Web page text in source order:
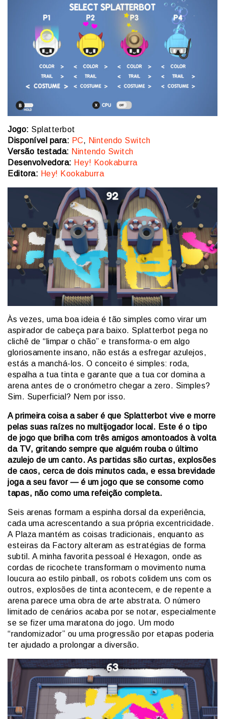
Jogo: Splatterbot
Disponível para: PC, Nintendo Switch
Versão testada: Nintendo Switch
Desenvolvedora: Hey! Kookaburra
Editora: Hey! Kookaburra
Às vezes, uma boa ideia é tão simples como virar um
aspirador de cabeça para baixo. Splatterbot pega no
clichê de “limpar o chão” e transforma-o em algo
gloriosamente insano, não estás a esfregar azulejos,
estás a manchá-los. O conceito é simples: roda,
espalha a tua tinta e garante que a tua cor domina a
arena antes de o cronómetro chegar a zero. Simples?
Sim. Superficial? Nem por isso.
A primeira coisa a saber é que Splatterbot vive e morre
pelas suas raízes no multijogador local. Este é o tipo
de jogo que brilha com três amigos amontoados à volta
da TV, gritando sempre que alguém rouba o último
azulejo de um canto. As partidas são curtas, explosões
de caos, cerca de dois minutos cada, e essa brevidade
joga a seu favor — é um jogo que se consome como
tapas, não como uma refeição completa.
Seis arenas formam a espinha dorsal da experiência,
cada uma acrescentando a sua própria excentricidade.
A Plaza mantém as coisas tradicionais, enquanto as
esteiras da Factory alteram as estratégias de forma
subtil. A minha favorita pessoal é Hexagon, onde as
cordas de ricochete transformam o movimento numa
loucura ao estilo pinball, os robots colidem uns com os
outros, explosões de tinta acontecem, e de repente a
arena parece uma obra de arte abstrata. O número
limitado de cenários acaba por se notar, especialmente
se se fizer uma maratona do jogo. Um modo
“randomizador” ou uma progressão por etapas poderia
ter ajudado a prolongar a diversão.